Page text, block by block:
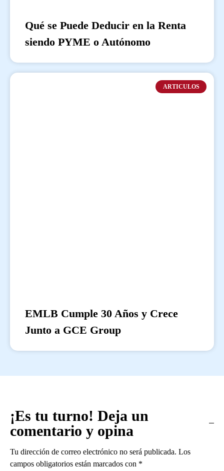
Qué se Puede Deducir en la Renta
siendo PYME o Autónomo
ARTICULOS
EMLB Cumple 30 Años y Crece
Junto a GCE Group
¡Es tu turno! Deja un
comentario y opina
Tu dirección de correo electrónico no será publicada. Los
campos obligatorios están marcados con *